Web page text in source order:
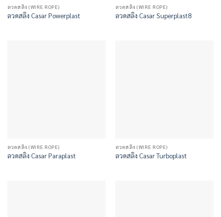
ลวดสลิง (WIRE ROPE)
ลวดสลิง Casar Powerplast
ลวดสลิง (WIRE ROPE)
ลวดสลิง Casar Superplast8
ลวดสลิง (WIRE ROPE)
ลวดสลิง Casar Paraplast
ลวดสลิง (WIRE ROPE)
ลวดสลิง Casar Turboplast